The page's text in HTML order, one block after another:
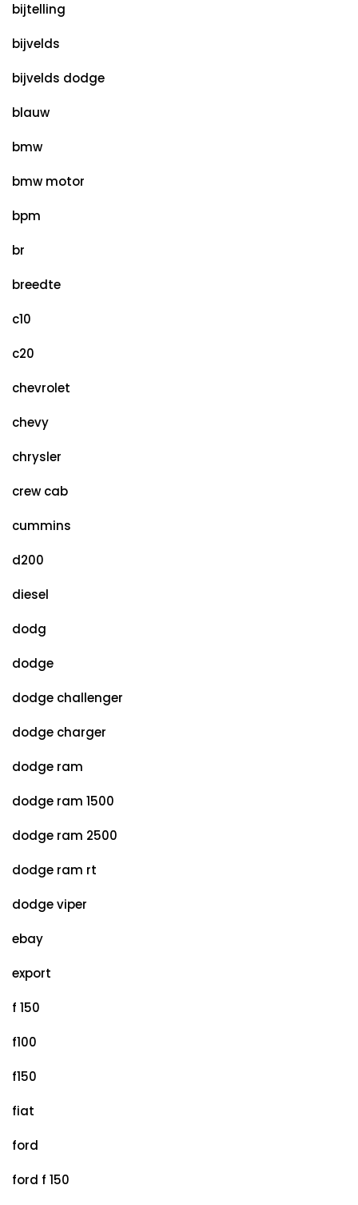
bijtelling
bijvelds
bijvelds dodge
blauw
bmw
bmw motor
bpm
br
breedte
c10
c20
chevrolet
chevy
chrysler
crew cab
cummins
d200
diesel
dodg
dodge
dodge challenger
dodge charger
dodge ram
dodge ram 1500
dodge ram 2500
dodge ram rt
dodge viper
ebay
export
f 150
f100
f150
fiat
ford
ford f 150